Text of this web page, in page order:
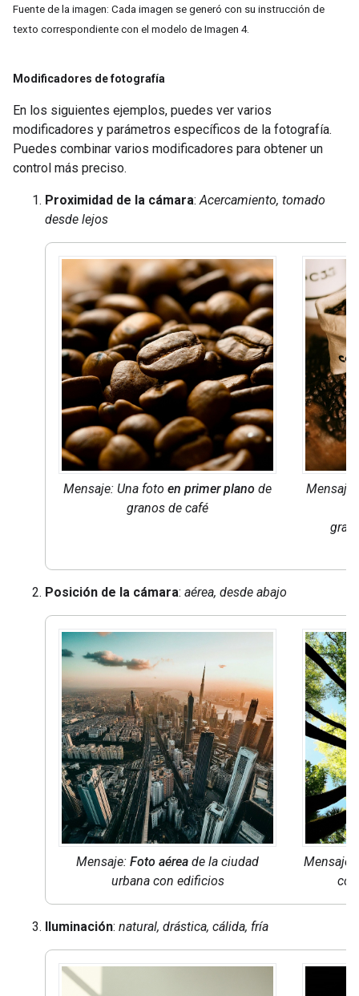
Fuente de la imagen: Cada imagen se generó con su instrucción de
texto correspondiente con el modelo de Imagen 4.
Modificadores de fotografía
En los siguientes ejemplos, puedes ver varios
modificadores y parámetros específicos de la fotografía.
Puedes combinar varios modificadores para obtener un
control más preciso.
Proximidad de la cámara:Acercamiento, tomado
desde lejos
Mensaje: Una foto en primer plano de
granos de café
Posición de la cámara: aérea, desde abajo
Mensaje: Foto aérea de la ciudad
urbana con edificios
Mensaje:
Iluminación: natural, drástica, cálida, fría